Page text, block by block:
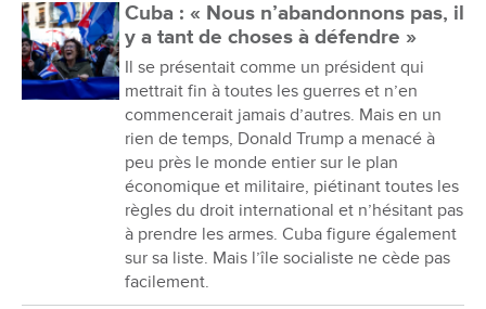
Cuba : « Nous n’abandonnons pas, il
y a tant de choses à défendre »
Il se présentait comme un président qui
mettrait fin à toutes les guerres et n’en
commencerait jamais d’autres. Mais en un
rien de temps, Donald Trump a menacé à
peu près le monde entier sur le plan
économique et militaire, piétinant toutes les
règles du droit international et n’hésitant pas
à prendre les armes. Cuba figure également
sur sa liste. Mais l’île socialiste ne cède pas
facilement.